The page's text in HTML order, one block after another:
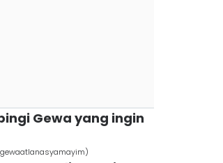
Gewa yang ingin